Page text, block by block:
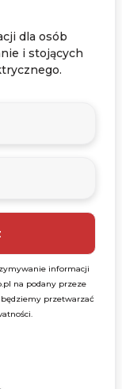
dla osób
i stojących
informacji
na podany przeze
przetwarzać